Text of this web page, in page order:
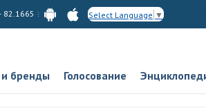
82.1665 Select Language ▼
бренды Голосование